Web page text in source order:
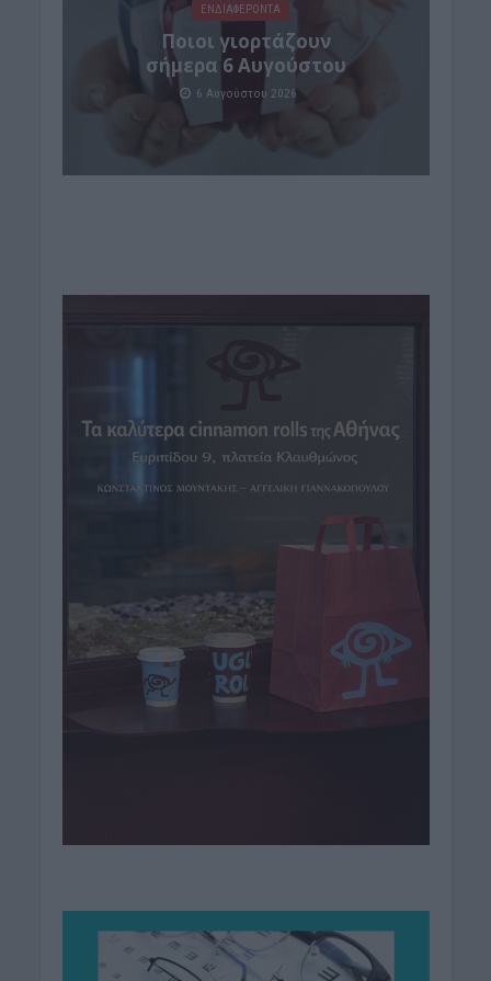
ΕΝΔΙΑΦΕΡΟΝΤΑ
Ποιοι γιορτάζουν
σήμερα 6 Αυγούστου
6 Αυγούστου 2026